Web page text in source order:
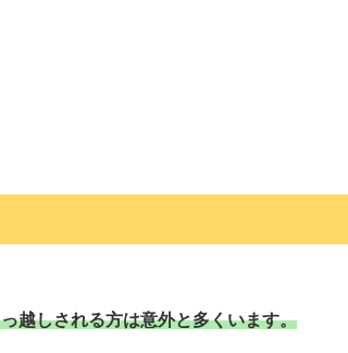
越しされる方は意外と多くいます。